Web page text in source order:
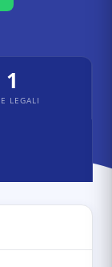
1
LEGALI